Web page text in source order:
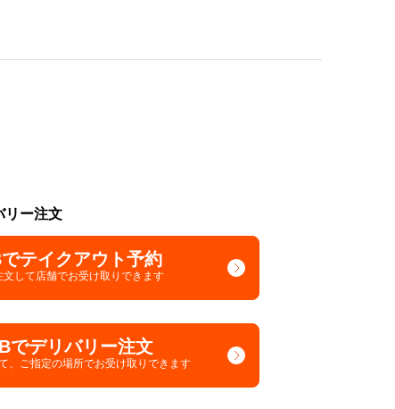
リー注文
テイクアウト予約
文して店舗でお受け取りできます
でデリバリー注文
、 ご指定の場所でお受け取りできます